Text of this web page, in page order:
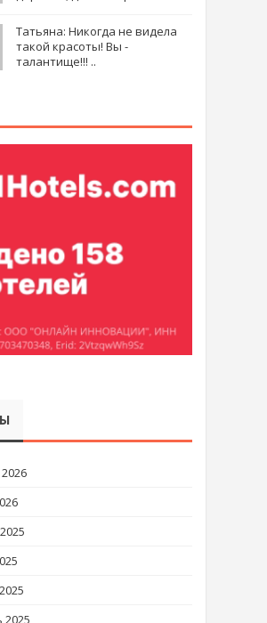
Татьяна: Никогда не видела
такой красоты! Вы -
талантище!!! ..
2025